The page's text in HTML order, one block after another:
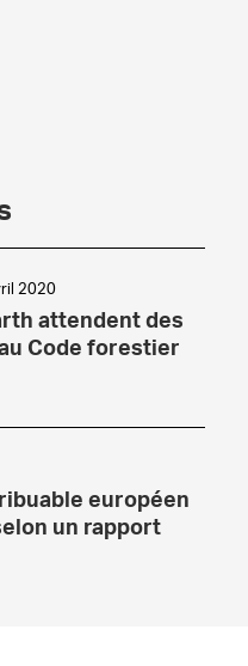
2020
attendent des
Code forestier
européen
un rapport